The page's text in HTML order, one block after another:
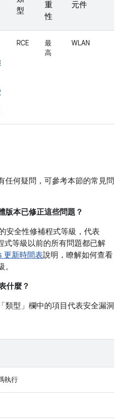
型
重
性
元件
RCE
最
高
WLAN
任何疑問，可參考本節的常見問
版本已修正這些問題？
安全性修補程式等級，代表
等級以前的所有問題都已解
更新時間表說明，瞭解如何查看
什麼？
型」 欄中的項目代表安全漏洞
執行